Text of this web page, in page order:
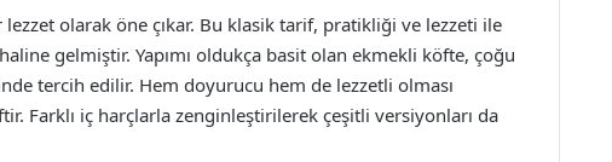
olarak öne çıkar. Bu klasik tarif, pratikliği ve lezzeti ile
gelmiştir. Yapımı oldukça basit olan ekmekli köfte, çoğu
tercih edilir. Hem doyurucu hem de lezzetli olması
Farklı iç harçlarla zenginleştirilerek çeşitli versiyonları da